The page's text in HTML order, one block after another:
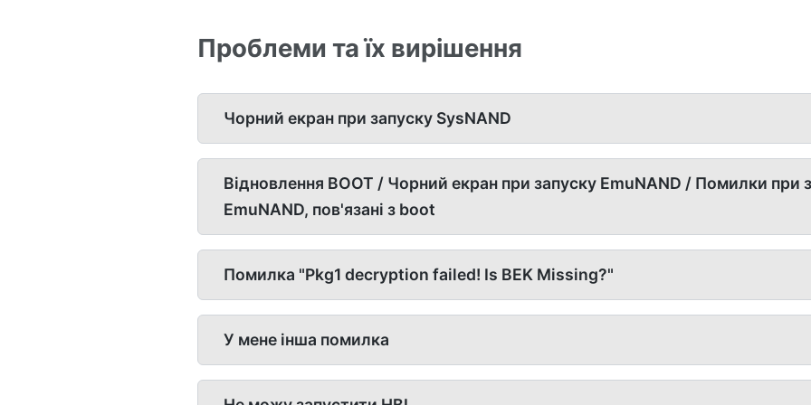
Проблеми та їх вирішення
Чорний екран при запуску SysNAND
Відновлення BOOT / Чорний екран при запуску EmuNAND / Помилки при
EmuNAND, пов'язані з boot
Помилка "Pkg1 decryption failed! Is BEK Missing?"
У мене інша помилка